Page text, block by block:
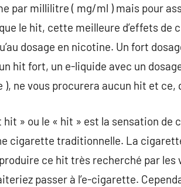
par millilitre ( mg/ml ) mais pour
le hit, cette meilleure d’effets de
dosage en nicotine. Un fort
hit fort, un e-liquide avec un
ne vous procurera aucun hit et ce,
» ou le « hit » est la sensation de
cigarette traditionnelle. La
ce hit très recherché par
passer à l’e-cigarette.